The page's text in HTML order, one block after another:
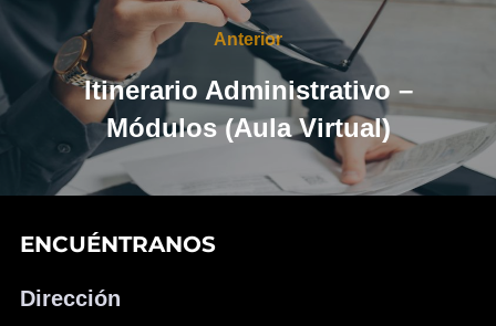
de
entradas
Anterior
Anterior
Itinerario Administrativo –
Módulos (Aula Virtual)
ENCUÉNTRANOS
Dirección